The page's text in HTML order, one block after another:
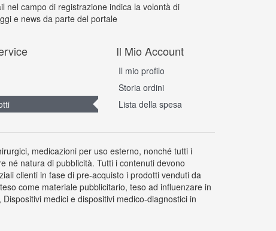
nel campo di registrazione indica la volontà di
e news da parte del portale
Il Mio Account
Il mio profilo
Storia ordini
Lista della spesa
medicazioni per uso esterno, nonché tutti i
né natura di pubblicità. Tutti i contenuti devono
clienti in fase di pre-acquisto i prodotti venduti da
come materiale pubblicitario, teso ad influenzare in
medici e dispositivi medico-diagnostici in